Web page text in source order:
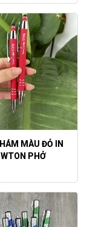
MÀU ĐỎ IN
PHỞ